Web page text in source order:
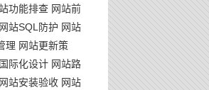
功能排查 网站前
网站SQL防护 网站
理 网站更新策
际化设计 网站路
网站安装验收 网站